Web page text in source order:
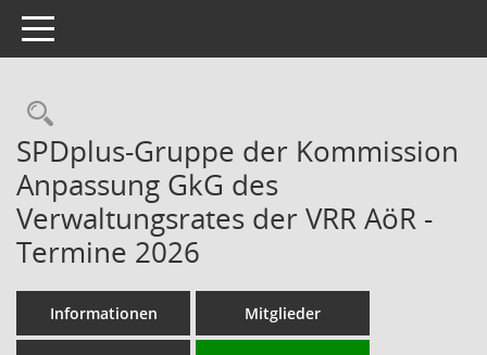
Toggle navigation
Rechercheauswahl
SPDplus-Gruppe der Kommission
Anpassung GkG des
Verwaltungsrates der VRR AöR -
Termine 2026
Informationen Mitglieder